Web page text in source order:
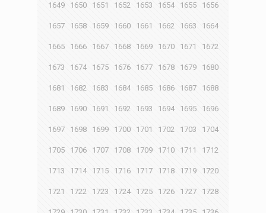
1649 1650 1651 1652 1653 1654 1655 1656
1657 1658 1659 1660 1661 1662 1663 1664
1665 1666 1667 1668 1669 1670 1671 1672
1673 1674 1675 1676 1677 1678 1679 1680
1681 1682 1683 1684 1685 1686 1687 1688
1689 1690 1691 1692 1693 1694 1695 1696
1697 1698 1699 1700 1701 1702 1703 1704
1705 1706 1707 1708 1709 1710 1711 1712
1713 1714 1715 1716 1717 1718 1719 1720
1721 1722 1723 1724 1725 1726 1727 1728